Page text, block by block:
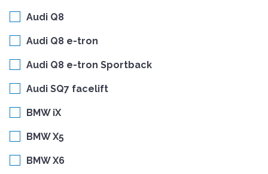
Audi Q8
Audi Q8 e-tron
Audi Q8 e-tron Sportback
Audi SQ7 facelift
BMW iX
BMW X5
BMW X6